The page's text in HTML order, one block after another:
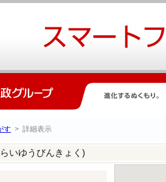
す > 詳細表示
いゆうびんきょく)